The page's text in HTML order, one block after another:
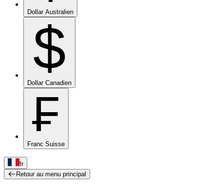
Dollar Australien
$
Dollar Canadien
₣
Franc Suisse
fr
Retour au menu principal